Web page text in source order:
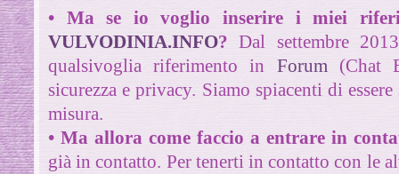
• Ma se io voglio inserire i miei
VULVODINIA.INFO? Dal settembre
qualsivoglia riferimento in Forum(Chat
sicurezza e privacy. Siamo spiacenti di
misura.
• Ma allora come faccio a entrare in
già in contatto. Per tenerti in contatto con le